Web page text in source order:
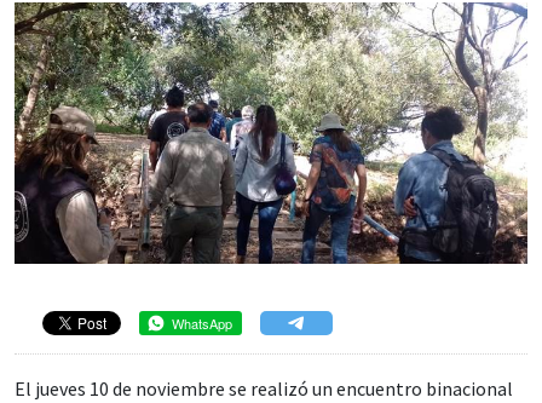
WhatsApp
El jueves 10 de noviembre se realizó un encuentro binacional